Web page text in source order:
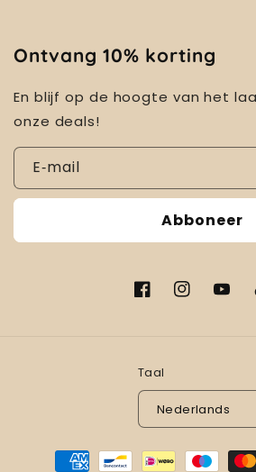
Ontvang 10% korting
En blijf op de hoogte van het
onze deals!
E‑mail
Abboneer
FacebookInstagram
Taal
Nederlands
Betaalmethoden